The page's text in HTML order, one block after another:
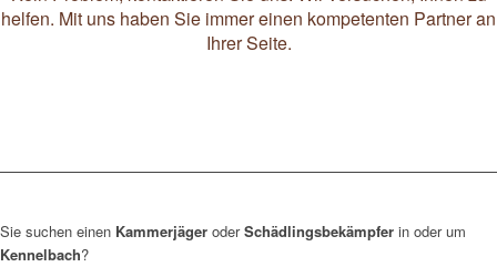
helfen. Mit uns haben Sie immer einen kompetenten Partner an
Ihrer Seite.
Sie suchen einen Kammerjäger oderSchädlingsbekämpfer in oder um
Kennelbach?